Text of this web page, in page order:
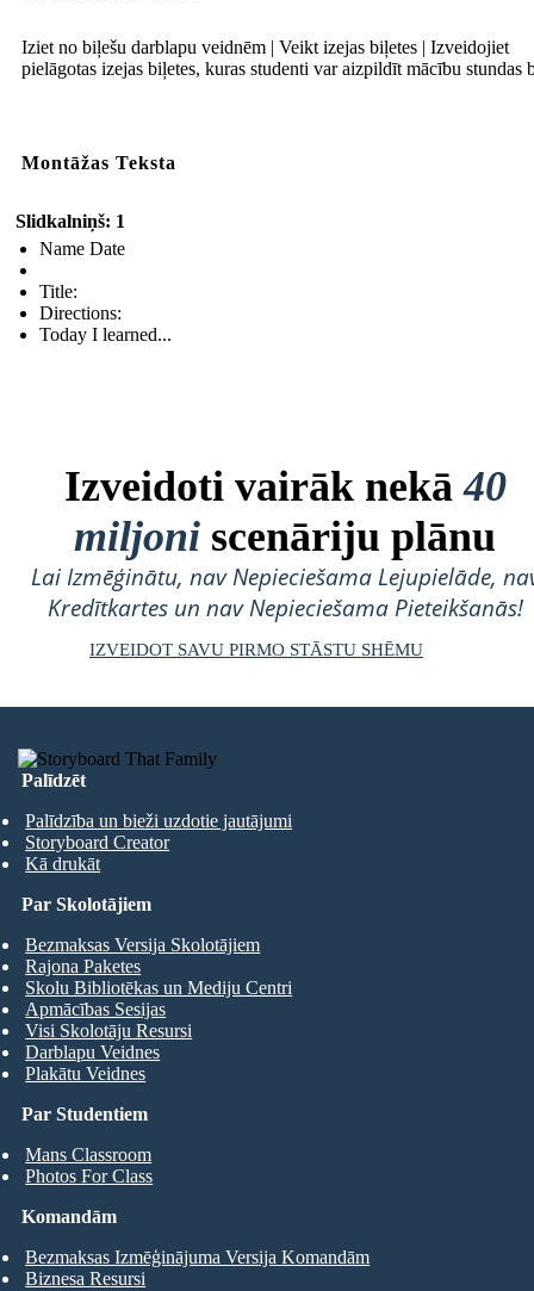
Iziet no biļešu darblapu veidnēm | Veikt izejas biļetes | Izveidojiet
pielāgotas izejas biļetes, kuras studenti var aizpildīt mācību stundas
Montāžas Teksta
Slidkalniņš: 1
Name Date
Title:
Directions:
Today I learned...
Izveidoti vairāk nekā40
miljoni scenāriju plānu
Lai Izmēģinātu, nav Nepieciešama Lejupielāde,
Kredītkartes un nav Nepieciešama Pieteikšanās!
IZVEIDOT SAVU PIRMO STĀSTU SHĒMU
Palīdzēt
Palīdzība un bieži uzdotie jautājumi
Storyboard Creator
Kā drukāt
Par Studentiem
Mans Classroom
Photos For Class
Par Skolotājiem
Bezmaksas Versija Skolotājiem
Rajona Paketes
Skolu Bibliotēkas un Mediju Centri
Apmācības Sesijas
Visi Skolotāju Resursi
Darblapu Veidnes
Plakātu Veidnes
Komandām
Bezmaksas Izmēģinājuma Versija Komandām
Biznesa Resursi